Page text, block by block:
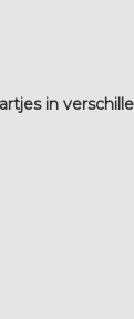
in